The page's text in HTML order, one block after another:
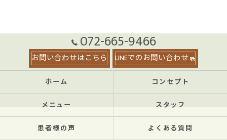
072-665-9466
お問い合わせはこちら LINEでのお問い合わせ
ホーム コンセプト
メニュー スタッフ
患者様の声 よくある質問